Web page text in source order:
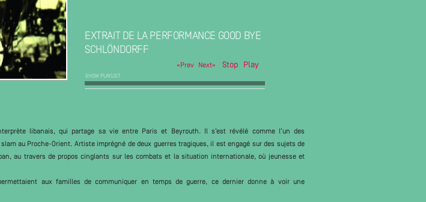
EXTRAIT DE LA PERFORMANCE GOOD BYE
SCHLÖNDORFF
Play Pause
Stop
Next»
«Prev
SHOW PLAYLIST
libanais, qui partage sa vie entre Paris et Beyrouth. Il s’est révélé comme l’un des
au Proche-Orient. Artiste imprégné de deux guerres tragiques, il est engagé sur des sujets de
au travers de propos cinglants sur les combats et la situation internationale, où jeunesse et
aux familles de communiquer en temps de guerre, ce dernier donne à voir une